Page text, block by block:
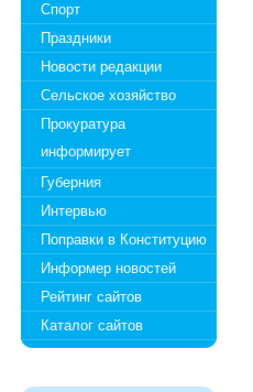
Спорт
Праздники
Новости редакции
Сельское хозяйство
Прокуратура
информирует
Губерния
Интервью
Поправки в Конституцию
Информер новостей
Рейтинг сайтов
Каталог сайтов